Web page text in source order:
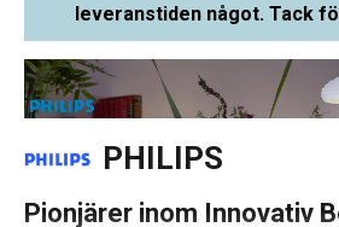
leveranstiden något. Tack
PHILIPS
Pionjärer inom Innovativ